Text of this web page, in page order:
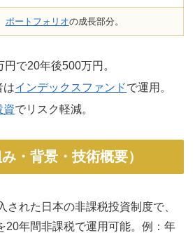
ポートフォリオの成長部分。
円で20年後500万円。
はインデックスファンドで運用。
資でリスク軽減。
・背景・技術概要）
された日本の非課税投資制度で、
20年間非課税で運用可能。例：年